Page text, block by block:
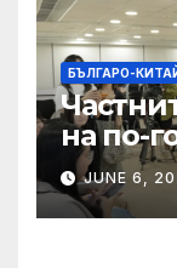
БЪЛГАРО-
на по-
JUNE 6,